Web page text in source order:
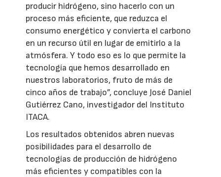
producir hidrógeno, sino hacerlo con un
proceso más eficiente, que reduzca el
consumo energético y convierta el carbono
en un recurso útil en lugar de emitirlo a la
atmósfera. Y todo eso es lo que permite la
tecnología que hemos desarrollado en
nuestros laboratorios, fruto de más de
cinco años de trabajo”, concluye José Daniel
Gutiérrez Cano, investigador del Instituto
ITACA.
Los resultados obtenidos abren nuevas
posibilidades para el desarrollo de
tecnologías de producción de hidrógeno
más eficientes y compatibles con la